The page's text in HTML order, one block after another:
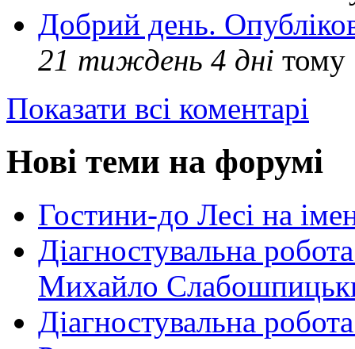
Добрий день.
21 тиждень 4 дні тому
Показати всі коментарі
Нові теми на форумі
Гостини-до Лесі на
Діагностувальна
Михайло
Діагностувальна